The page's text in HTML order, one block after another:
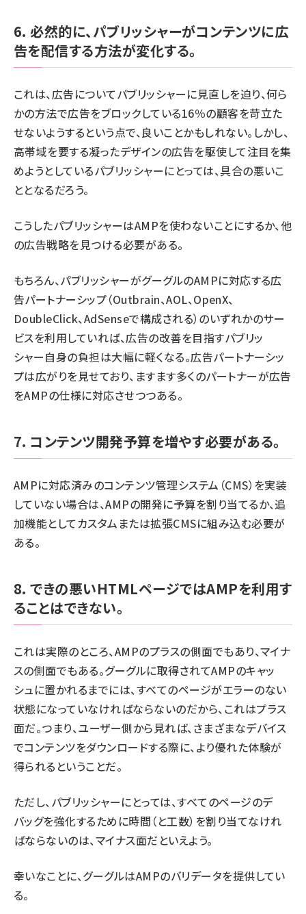
6. 必然的に、パブリッシャーがコンテンツに広
告を配信する方法が変化する。
これは、広告についてパブリッシャーに見直しを迫り、何ら
かの方法で広告をブロックしている16％の顧客を苛立た
せないようするという点で、良いことかもしれない。しかし、
高帯域を要する凝ったデザインの広告を駆使して注目を集
めようとしているパブリッシャーにとっては、具合の悪いこ
ととなるだろう。
こうしたパブリッシャーはAMPを使わないことにするか、他
の広告戦略を見つける必要がある。
もちろん、パブリッシャーがグーグルのAMPに対応する広
告パートナーシップ（Outbrain、AOL、OpenX、
DoubleClick、AdSenseで構成される）のいずれかのサー
ビスを利用していれば、広告の改善を目指すパブリッ
シャー自身の負担は大幅に軽くなる。広告パートナーシッ
プは広がりを見せており、ますます多くのパートナーが広告
をAMPの仕様に対応させつつある。
7. コンテンツ開発予算を増やす必要がある。
AMPに対応済みのコンテンツ管理システム（CMS）を実装
していない場合は、AMPの開発に予算を割り当てるか、追
加機能としてカスタムまたは拡張CMSに組み込む必要が
ある。
8. できの悪いHTMLページではAMPを利用す
ることはできない。
これは実際のところ、AMPのプラスの側面でもあり、マイナ
スの側面でもある。グーグルに取得されてAMPのキャッ
シュに置かれるまでには、すべてのページがエラーのない
状態になっていなければならないのだから、これはプラス
面だ。つまり、ユーザー側から見れば、さまざまなデバイス
でコンテンツをダウンロードする際に、より優れた体験が
得られるということだ。
ただし、パブリッシャーにとっては、すべてのページのデ
バッグを強化するために時間（と工数）を割り当てなけれ
ばならないのは、マイナス面だといえよう。
幸いなことに、グーグルはAMPのバリデータを提供してい
る。